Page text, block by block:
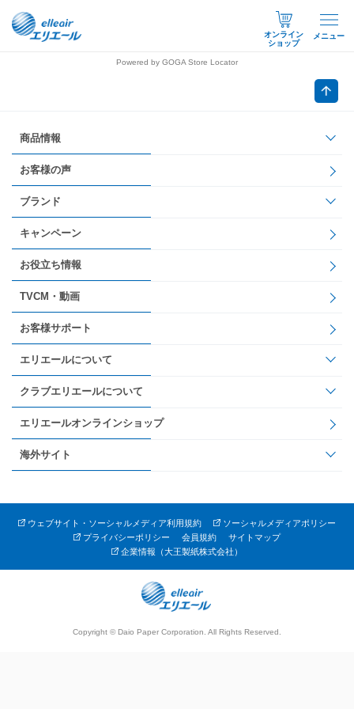
オンライン
ショップ
メニュー
Powered by GOGA Store Locator
商品情報
お客様の声
ブランド
キャンペーン
お役立ち情報
TVCM・動画
お客様サポート
エリエールについて
クラブエリエールについて
エリエールオンラインショップ
海外サイト
ウェブサイト・ソーシャルメディア利用規約
ソーシャルメディアポリシー
プライバシーポリシー
会員規約
サイトマップ
企業情報（大王製紙株式会社）
Copyright © Daio Paper Corporation. All Rights Reserved.